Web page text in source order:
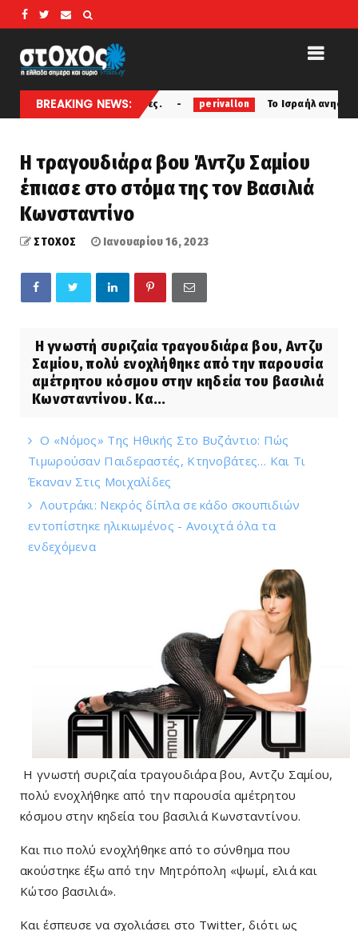
BREAKING NEWS:
Πριν Από 22 Αιώνες. perivallon Το Ισραήλ ανησυχεί για τα
Η τραγουδιάρα βου Άντζυ Σαμίου
έπιασε στο στόμα της τον Βασιλιά
Κωνσταντίνο
ΣΤΟΧΟΣ Ιανουαρίου 16, 2023
Η γνωστή συριζαία τραγουδιάρα βου, Αντζυ
Σαμίου, πολύ ενοχλήθηκε από την παρουσία
αμέτρητου κόσμου στην κηδεία του βασιλιά
Κωνσταντίνου. Κα...
Ο «Νόμος» Της Ηθικής Στο Βυζάντιο: Πώς
Τιμωρούσαν Παιδεραστές, Κτηνοβάτες… Και Τι
Έκαναν Στις Μοιχαλίδες
Λουτράκι: Νεκρός δίπλα σε κάδο σκουπιδιών
εντοπίστηκε ηλικιωμένος - Ανοιχτά όλα τα
ενδεχόμενα
Η γνωστή συριζαία τραγουδιάρα βου, Αντζυ Σαμίου,
πολύ ενοχλήθηκε από την παρουσία αμέτρητου
κόσμου στην κηδεία του βασιλιά Κωνσταντίνου.
Και πιο πολύ ενοχλήθηκε από το σύνθημα που
ακούστηκε έξω από την Μητρόπολη «ψωμί, ελιά και
Κώτσο βασιλιά».
Και έσπευσε να σχολιάσει στο Twitter, διότι ως